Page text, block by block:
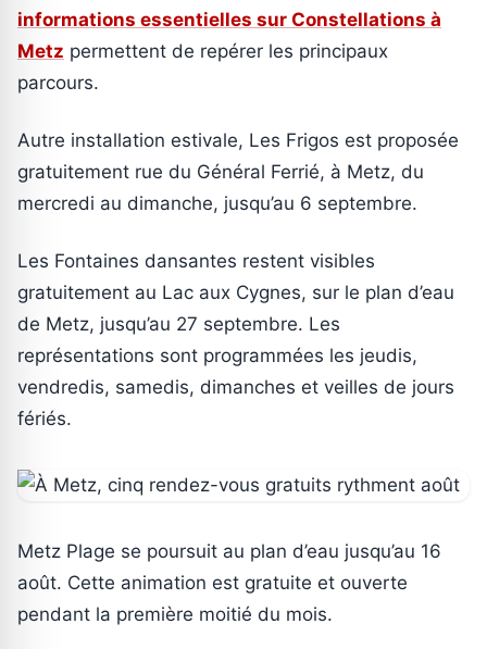
informations essentielles sur Constellations à
Metz permettent de repérer les principaux
parcours.
Autre installation estivale, Les Frigos est proposée
gratuitement rue du Général Ferrié, à Metz, du
mercredi au dimanche, jusqu’au 6 septembre.
Les Fontaines dansantes restent visibles
gratuitement au Lac aux Cygnes, sur le plan d’eau
de Metz, jusqu’au 27 septembre. Les
représentations sont programmées les jeudis,
vendredis, samedis, dimanches et veilles de jours
fériés.
Metz Plage se poursuit au plan d’eau jusqu’au 16
août. Cette animation est gratuite et ouverte
pendant la première moitié du mois.